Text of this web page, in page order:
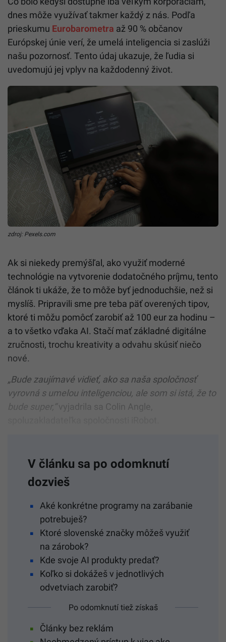
dnes môže využívať takmer každý z nás. Podľa
prieskumu Eurobarometra až 90 % občanov
Európskej únie verí, že umelá inteligencia si zaslúži
našu pozornosť. Tento údaj ukazuje, že ľudia si
uvedomujú jej vplyv na každodenný život.
zdroj: Pexels.com
Ak si niekedy premýšľal, ako využiť moderné
technológie na vytvorenie dodatočného príjmu, tento
článok ti ukáže, že to môže byť jednoduchšie, než si
myslíš. Pripravili sme pre teba päť overených tipov,
ktoré ti môžu pomôcť zarobiť až 100 eur za hodinu –
a to všetko vďaka AI. Stačí mať základné digitálne
zručnosti, trochu kreativity a odvahu skúsiť niečo
nové.
„Bude zaujímavé vidieť, ako sa naša spoločnosť
vyrovná s umelou inteligenciou, ale som si istá, že to
bude super,“vyjadrila sa Colin Angle,
V článku sa po odomknutí
dozvieš
Aké konkrétne programy na zarábanie
potrebuješ?
Ktoré slovenské značky môžeš využiť
na zárobok?
Kde svoje AI produkty predať?
Koľko si dokážeš v jednotlivých
odvetviach zarobiť?
Po odomknutí tiež získaš
Články bez reklám